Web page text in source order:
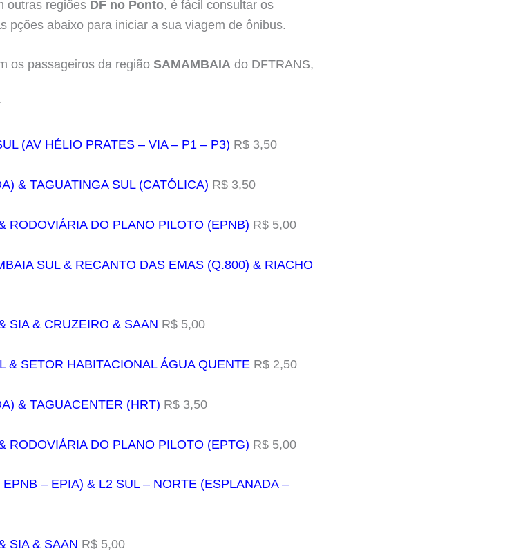
outras regiões DF no Ponto, é fácil consultar os
pções abaixo para iniciar a sua viagem de ônibus.
os passageiros da região SAMAMBAIA do DFTRANS,
(AV HÉLIO PRATES – VIA – P1 – P3) R$ 3,50
& TAGUATINGA SUL (CATÓLICA) R$ 3,50
RODOVIÁRIA DO PLANO PILOTO (EPNB) R$ 5,00
SUL & RECANTO DAS EMAS (Q.800) & RIACHO
SIA & CRUZEIRO & SAAN R$ 5,00
& SETOR HABITACIONAL ÁGUA QUENTE R$ 2,50
& TAGUACENTER (HRT) R$ 3,50
RODOVIÁRIA DO PLANO PILOTO (EPTG) R$ 5,00
– EPIA) & L2 SUL – NORTE (ESPLANADA –
SIA & SAAN R$ 5,00